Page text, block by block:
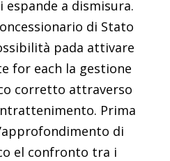
espande a dismisura.
di Stato
pada attivare
for each la gestione
corretto attraverso
Prima
di
el confronto tra i